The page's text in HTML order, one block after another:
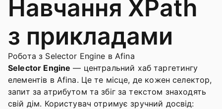
Навчання XPath
з прикладами
Робота з Selector Engine в Afina
Selector Engine — центральний хаб таргетингу
елементів в Afina. Це те місце, де кожен селектор,
запит за атрибутом та збіг за текстом знаходять
свій дім. Користувач отримує зручний досвід: